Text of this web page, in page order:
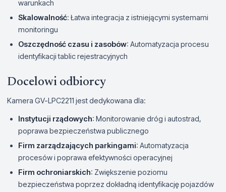
warunkach
Skalowalność: Łatwa integracja z istniejącymi systemami
monitoringu
Oszczędność czasu i zasobów: Automatyzacja procesu
identyfikacji tablic rejestracyjnych
Docelowi odbiorcy
Kamera GV-LPC2211 jest dedykowana dla:
Instytucji rządowych: Monitorowanie dróg i autostrad,
poprawa bezpieczeństwa publicznego
Firm zarządzających parkingami: Automatyzacja
procesów i poprawa efektywności operacyjnej
Firm ochroniarskich: Zwiększenie poziomu
bezpieczeństwa poprzez dokładną identyfikację pojazdów